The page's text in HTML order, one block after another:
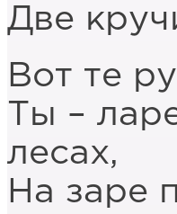
Две
Вот те
Ты –
лесах,
На заре